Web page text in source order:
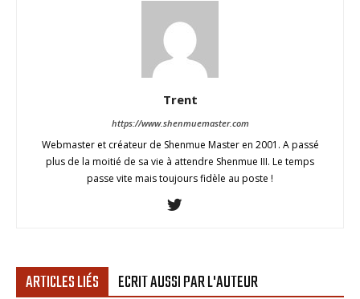
Trent
https://www.shenmuemaster.com
Webmaster et créateur de Shenmue Master en 2001. A passé
plus de la moitié de sa vie à attendre Shenmue III. Le temps
passe vite mais toujours fidèle au poste !
ARTICLES LIÉS ECRIT AUSSI PAR L'AUTEUR